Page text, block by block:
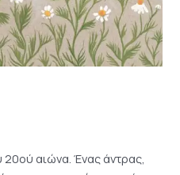
αιώνα. Ένας άντρας,